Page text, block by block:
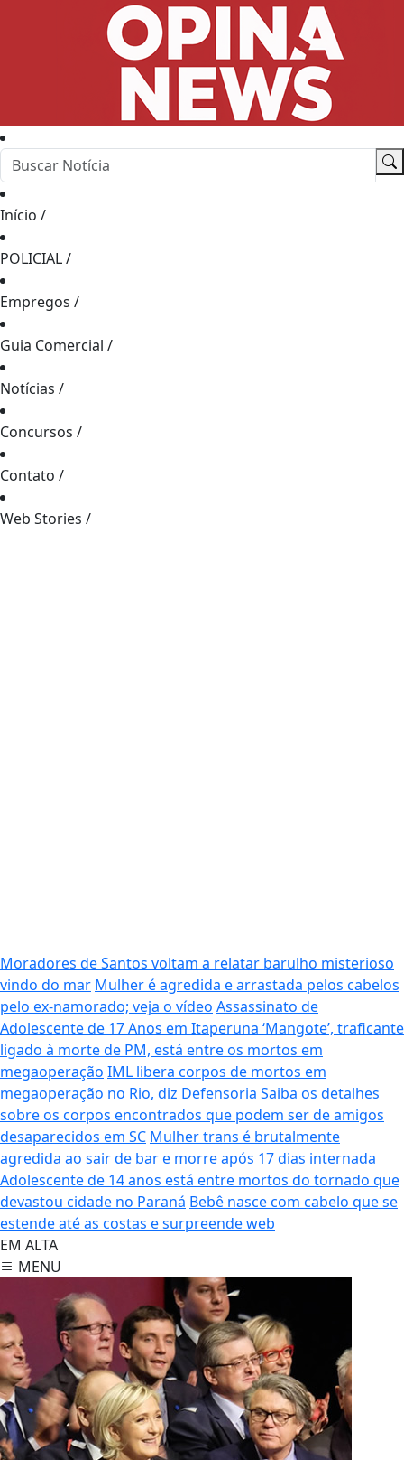
Início /
POLICIAL/
Empregos /
Guia Comercial /
Notícias /
Concursos /
Contato /
Web Stories /
Moradores de Santos voltam a relatar barulho misterioso
vindo do mar Mulher é agredida e arrastada pelos cabelos
pelo ex-namorado; veja o vídeo Assassinato de
Adolescente de 17 Anos em Itaperuna ‘Mangote’, traficante
ligado à morte de PM, está entre os mortos em
megaoperação IML libera corpos de mortos em
megaoperação no Rio, diz Defensoria Saiba os detalhes
sobre os corpos encontrados que podem ser de amigos
desaparecidos em SC Mulher trans é brutalmente
agredida ao sair de bar e morre após 17 dias internada
Adolescente de 14 anos está entre mortos do tornado que
devastou cidade no Paraná Bebê nasce com cabelo que se
estende até as costas e surpreende web
EM ALTA
MENU